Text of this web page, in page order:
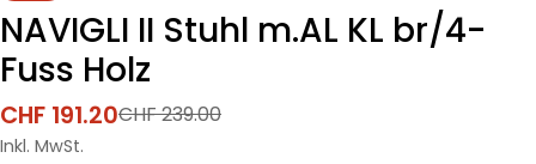
NAVIGLI II Stuhl m.AL KL br/4-
Fuss Holz
Verkaufspreis
CHF 191.20
Regulärer
Preis
CHF 239.00
Inkl. MwSt.